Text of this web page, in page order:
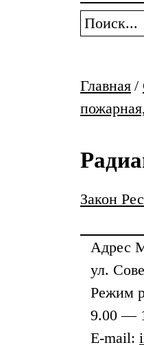
Главная /
Закон
Адрес
ул.
Режим
9.00 —
E-mail: